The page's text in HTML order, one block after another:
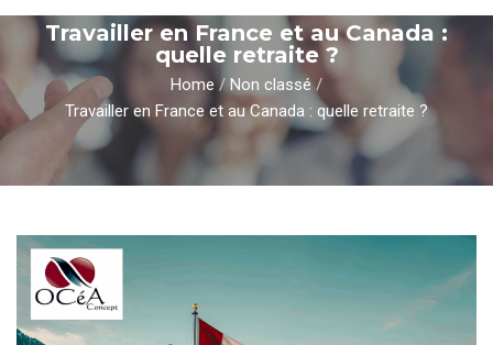
Travailler en France et au Canada :
quelle retraite ?
Home / Non classé/
Travailler en France et au Canada : quelle retraite ?